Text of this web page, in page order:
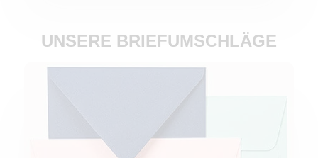
UNSERE BRIEFUMSCHLÄGE